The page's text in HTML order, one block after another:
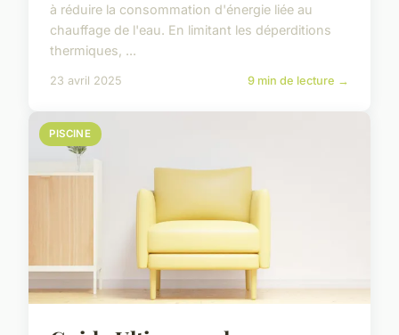
à réduire la consommation d'énergie liée au
chauffage de l'eau. En limitant les déperditions
thermiques, ...
23 avril 2025 9 min de lecture →
PISCINE